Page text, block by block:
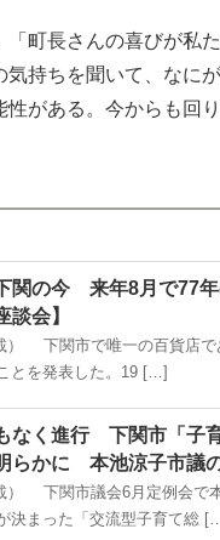
町長さんの喜びが私
持ちを聞いて、なに
がある。今からも回
関の今 来年8月で77
談会】
） 下関市で唯一の百貨店
とを発表した。19 […]
なく進行 下関市「子
らかに 本池涼子市議
） 下関市議会6月定例会で
決まった「交流型子育て総